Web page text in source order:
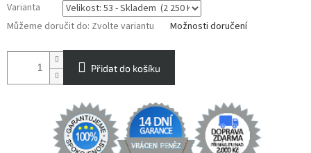
Varianta
Můžeme doručit do: Zvolte variantu Možnosti doručení
Přidat do košíku